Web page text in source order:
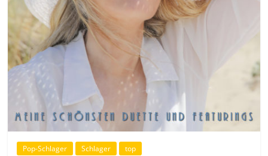
Pop-Schlager Schlager top